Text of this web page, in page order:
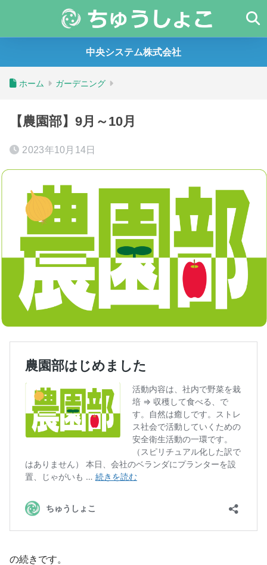
中央システム株式会社
ホーム ガーデニング
【農園部】9月～10月
2023年10月14日
の続きです。